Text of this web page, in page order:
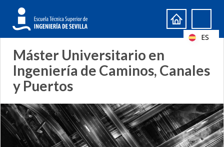
Formulario
de
búsqueda
Search
Máster Universitario en
Ingeniería de Caminos, Canales
y Puertos
ES